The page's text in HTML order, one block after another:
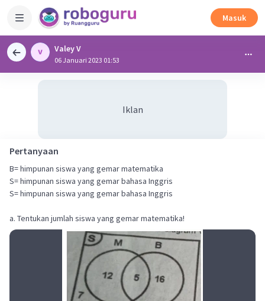
Masuk
Valey V
06 Januari 2023 01:53
Iklan
Pertanyaan
B= himpunan siswa yang gemar matematika
S= himpunan siswa yang gemar bahasa Inggris
S= himpunan siswa yang gemar bahasa Inggris
a. Tentukan jumlah siswa yang gemar matematika!